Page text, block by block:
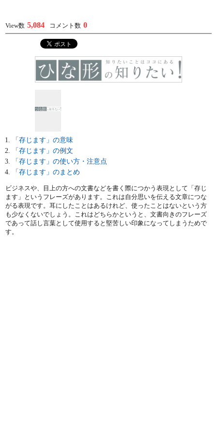
View数 5,084 コメント数 0
「存じます」の意味
「存じます」の例文
「存じます」の使い方・注意点
「存じます」のまとめ
ビジネスや、目上の方への文書などを書く際につかう表現として「存じ
ます」というフレーズがあります。これは自分思いを伝える文章につな
がる表現です。耳にしたことはあるけれど、使ったことはないという方
も少なくないでしょう。これはどちらかというと、文書向きのフレーズ
であって話し言葉として使用すると堅苦しい印象になってしまうためで
す。